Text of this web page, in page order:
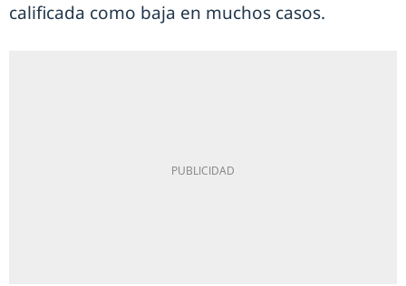
calificada como baja en muchos casos.